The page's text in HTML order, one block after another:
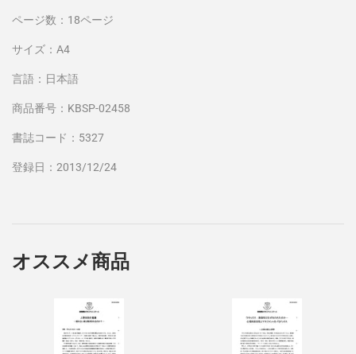
ページ数：18ページ
サイズ：A4
言語：日本語
商品番号：KBSP-02458
書誌コード：5327
登録日：2013/12/24
オススメ商品